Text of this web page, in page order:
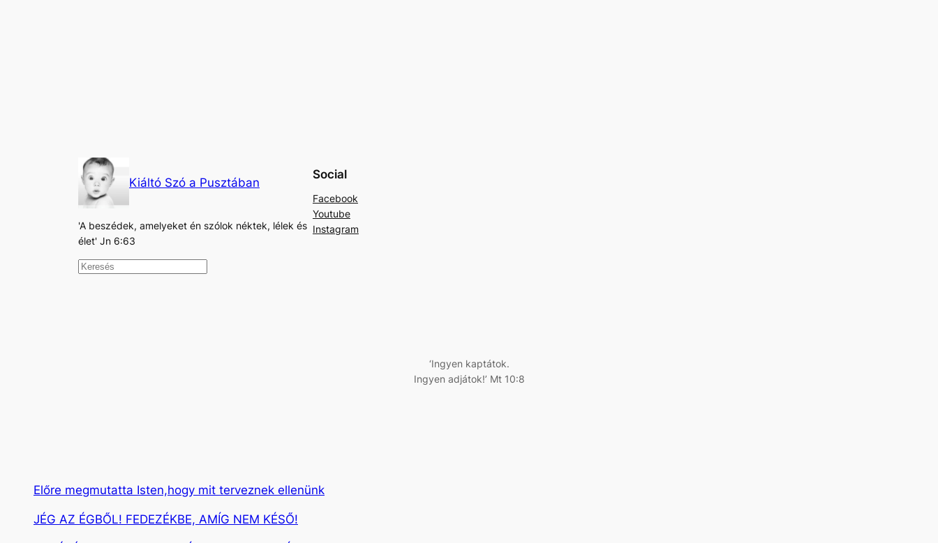
Kiáltó Szó a Pusztában
'A beszédek, amelyeket én szólok néktek, lélek és
élet' Jn 6:63
K
Social
Facebook
Youtube
Instagram
‘Ingyen kaptátok.
Ingyen adjátok!’ Mt 10:8
Előre megmutatta Isten,hogy mit terveznek ellenünk
JÉG AZ ÉGBŐL! FEDEZÉKBE, AMÍG NEM KÉSŐ!